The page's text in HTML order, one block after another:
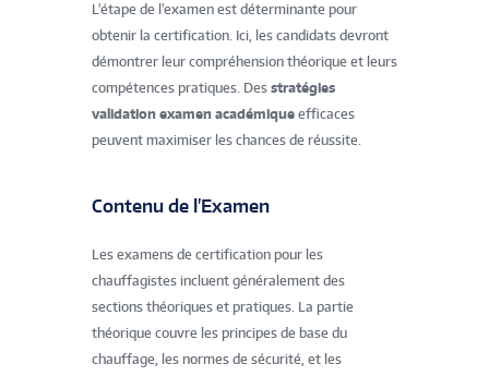
L'étape de l'examen est déterminante pour
obtenir la certification. Ici, les candidats devront
démontrer leur compréhension théorique et leurs
compétences pratiques. Des stratégies
validation examen académique efficaces
peuvent maximiser les chances de réussite.
Contenu de l'Examen
Les examens de certification pour les
chauffagistes incluent généralement des
sections théoriques et pratiques. La partie
théorique couvre les principes de base du
chauffage, les normes de sécurité, et les